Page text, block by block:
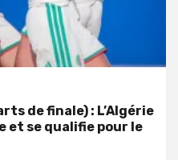
de finale) : L’Algérie
et se qualifie pour le